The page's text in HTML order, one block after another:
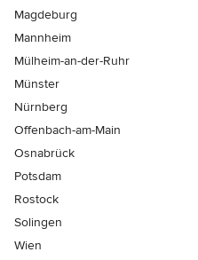
Magdeburg
Mannheim
Mülheim-an-der-Ruhr
Münster
Nürnberg
Offenbach-am-Main
Osnabrück
Potsdam
Rostock
Solingen
Wien